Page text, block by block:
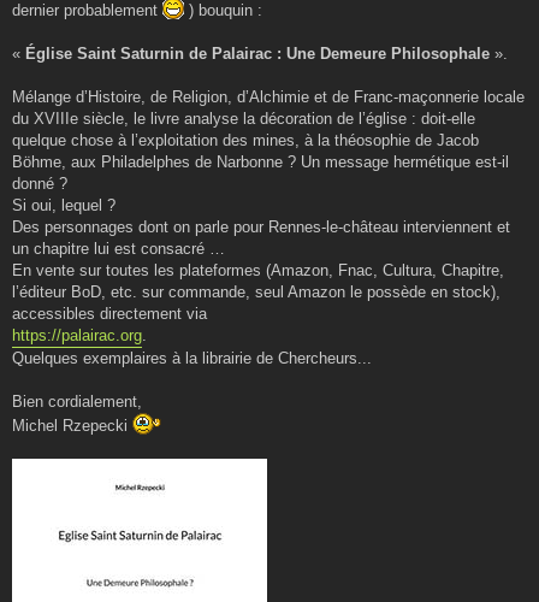
dernier probablement
) bouquin :
« Église Saint Saturnin de Palairac : Une Demeure Philosophale ».
Mélange d’Histoire, de Religion, d’Alchimie et de Franc-maçonnerie locale
du XVIIIe siècle, le livre analyse la décoration de l’église : doit-elle
quelque chose à l’exploitation des mines, à la théosophie de Jacob
Böhme, aux Philadelphes de Narbonne ? Un message hermétique est-il
donné ?
Si oui, lequel ?
Des personnages dont on parle pour Rennes-le-château interviennent et
un chapitre lui est consacré …
En vente sur toutes les plateformes (Amazon, Fnac, Cultura, Chapitre,
l’éditeur BoD, etc. sur commande, seul Amazon le possède en stock),
accessibles directement via
https://palairac.org.
Quelques exemplaires à la librairie de Chercheurs...
Bien cordialement,
Michel Rzepecki